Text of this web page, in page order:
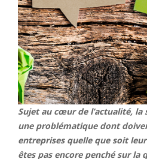
Sujet au cœur de l’actualité,
une problématique dont
entreprises quelle que soit
êtes pas encore penché sur la